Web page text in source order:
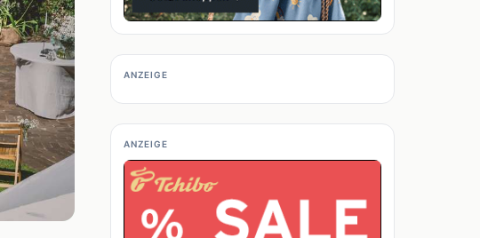
ANZEIGE
ANZEIGE